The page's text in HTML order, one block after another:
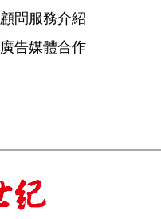
顧問服務介紹
廣告媒體合作